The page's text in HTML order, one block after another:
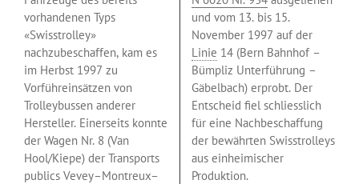
vorhandenen Typs
«Swisstrolley»
nachzubeschaffen, kam es
im Herbst 1997 zu
Vorführeinsätzen von
Trolleybussen anderer
Hersteller. Einerseits konnte
der Wagen Nr. 8 (Van
Hool/Kiepe) der Transports
publics Vevey–Montreux–
und vom 13. bis 15.
November 1997 auf der
Linie 14 (Bern Bahnhof –
Bümpliz Unterführung –
Gäbelbach) erprobt. Der
Entscheid fiel schliesslich
für eine Nachbeschaffung
der bewährten Swisstrolleys
aus einheimischer
Produktion.